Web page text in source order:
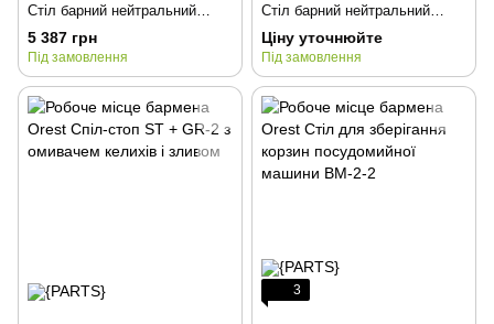
Стіл барний нейтральний
BNM-2-0.6 (s) (з полицею)
5 387 грн
Під замовлення
Стіл барний нейтральний
BNM-2-0.8 (s) (з полицею)
Ціну уточнюйте
Під замовлення
3